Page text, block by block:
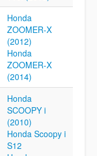
Honda
ZOOMER-X
(2012)
Honda
ZOOMER-X
(2014)
Honda
SCOOPY i
(2010)
Honda Scoopy i
S12